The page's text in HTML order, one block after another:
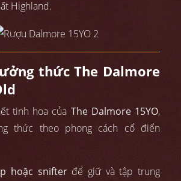
Highland.
thức The Dalmore
tinh hoa của The Dalmore 15YO,
thức theo phong cách cổ điển
hoặc snifterđể giữ và tập trung